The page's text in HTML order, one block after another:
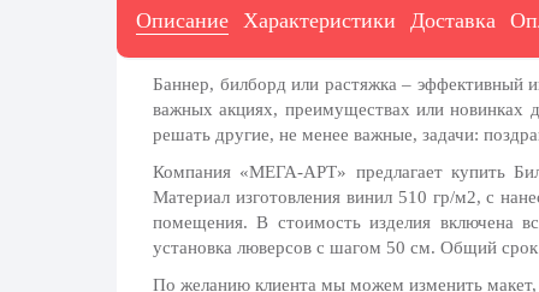
ноября)
контрнаступления советских войск
9 декабря, Международный день
9 декабря, День Героев Отечества
Описание Характеристики Доставка
Баннер, билборд или растяжка – эффективный
важных акциях, преимуществах или новинках
решать другие, не менее важные, задачи:
Компания «МЕГА-АРТ» предлагает купить
Материал изготовления винил 510 гр/м2, с
помещения. В стоимость изделия включена
установка люверсов с шагом 50 см. Общий
По желанию клиента мы можем изменить макет,